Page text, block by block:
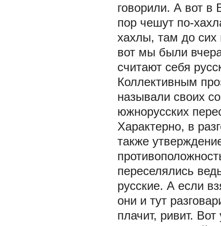
говорили. А вот в
пор чешут по-
хахлы, там до сих
вот мы были
считают себя
Коллективным
называли своих
южнорусских
Характерно, в
также
переселялись
русские. А если
они и тут
плачит, ривит.